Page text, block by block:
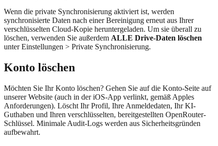
Wenn die private Synchronisierung aktiviert ist, werden
synchronisierte Daten nach einer Bereinigung erneut aus Ihrer
verschlüsselten Cloud-Kopie heruntergeladen. Um sie überall zu
löschen, verwenden Sie außerdem ALLE Drive-Daten löschen
unter Einstellungen > Private Synchronisierung.
Konto löschen
Möchten Sie Ihr Konto löschen? Gehen Sie auf die Konto-Seite auf
unserer Website (auch in der iOS-App verlinkt, gemäß Apples
Anforderungen). Löscht Ihr Profil, Ihre Anmeldedaten, Ihr KI-
Guthaben und Ihren verschlüsselten, bereitgestellten OpenRouter-
Schlüssel. Minimale Audit-Logs werden aus Sicherheitsgründen
aufbewahrt.